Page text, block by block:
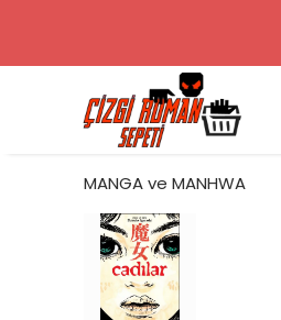
MANGA ve MANHWA